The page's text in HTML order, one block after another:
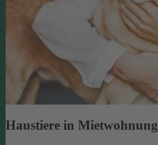
Haustiere in Mietwohnung